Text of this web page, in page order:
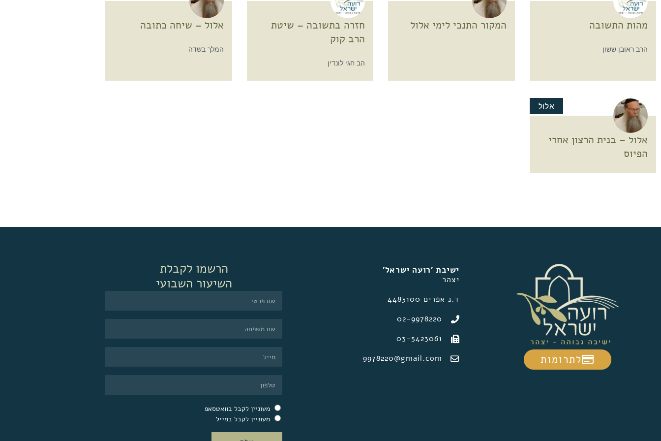
מהות התשובה
הרב ראובן ששון
המקור התנכי לימי אלול
חזרה בתשובה – שיטת
הרב קוק
הב חגי לונדין
אלול – שיחה כתובה
המלך בשדה
אלול
אלול – בנית הרצון אחרי
הפיוס
לתרומות
ישיבת ׳רועה ישראל׳
יצהר
ד.נ אפרים 4483100
02-9978220
03-5423061
9978220@gmail.com
הרשמו לקבלת
השיעור השבועי
מעוניין לקבל בוואטסאפ
מעוניין לקבל במייל